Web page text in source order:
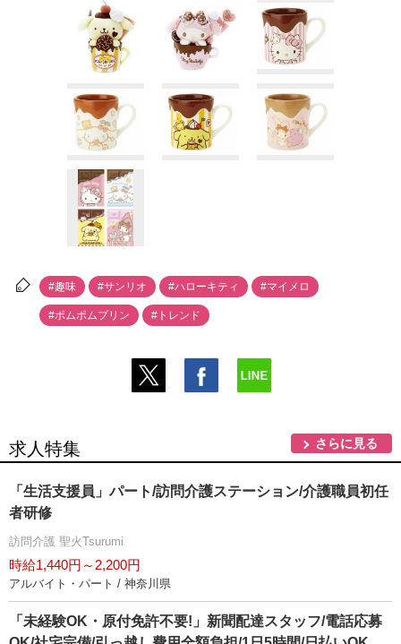
#趣味 #サンリオ #ハローキティ #マイメロ
#ポムポムプリン #トレンド
求人特集 さらに見る
「生活支援員」パート/訪問介護ステーション/介護職員初任
者研修
訪問介護 聖火Tsurumi
時給1,440円～2,200円
アルバイト・パート / 神奈川県
「未経験OK・原付免許不要!」新聞配達スタッフ/電話応募